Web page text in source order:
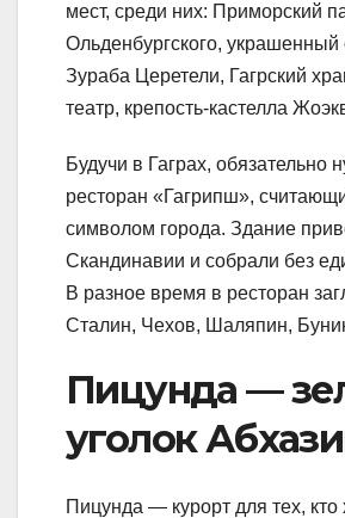
мест, среди них: Приморский
Ольденбургского, украшенный
Зураба Церетели, Гагрский
театр, крепость-кастелла
Будучи в Гаграх, обязательно
ресторан «Гагрипш»,
символом города. Здание
Скандинавии и собрали без
В разное время в ресторан
Сталин, Чехов, Шаляпин,
Пицунда —
уголок
Пицунда — курорт для тех, кто